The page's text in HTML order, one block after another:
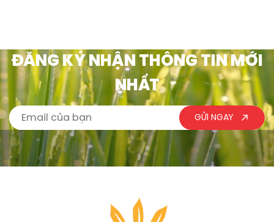
ĐĂNG KÝ NHẬN THÔNG TIN MỚI
NHẤT
GỬI NGAY